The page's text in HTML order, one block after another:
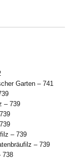
Garten – 741
– 739
– 739
– 739
738